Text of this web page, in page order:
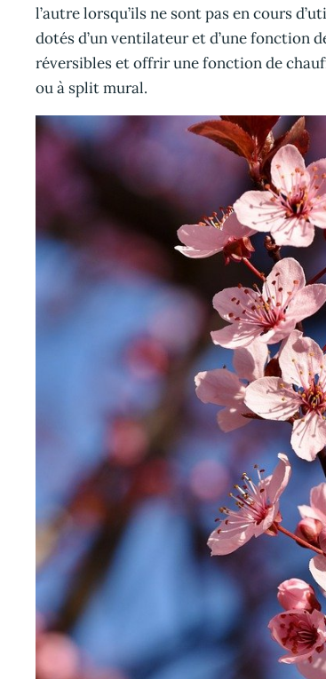
l’autre lorsqu’ils ne sont pas en cours
dotés d’un ventilateur et d’une fonction
réversibles et offrir une fonction de
ou à split mural.